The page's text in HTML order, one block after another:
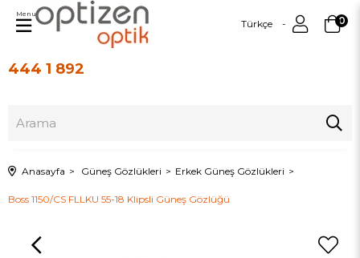
444 1 892
Türkçe 0
Menu
Anasayfa Güneş Gözlükleri Erkek Güneş Gözlükleri
Boss 1150/CS FLLKU 55-18 Klipsli Güneş Gözlüğü